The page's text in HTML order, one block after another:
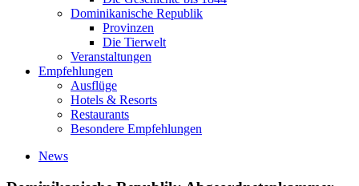
Dominikanische Republik
Provinzen
Die Tierwelt
Veranstaltungen
Empfehlungen
Ausflüge
Hotels & Resorts
Restaurants
Besondere Empfehlungen
News